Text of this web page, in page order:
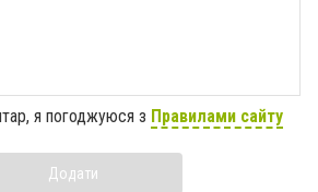
я погоджуюся з Правилами сайту
Додати